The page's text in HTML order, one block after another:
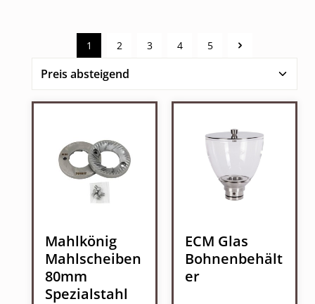
Seite
1 Seite
2 Seite
3 Seite
4 Seite
5
Mahlkönig
Mahlscheiben
80mm
Spezialstahl
ECM Glas
Bohnenbehält
er